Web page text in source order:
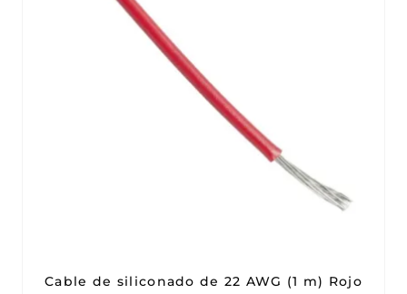
Cable de siliconado de 22 AWG (1 m) Rojo